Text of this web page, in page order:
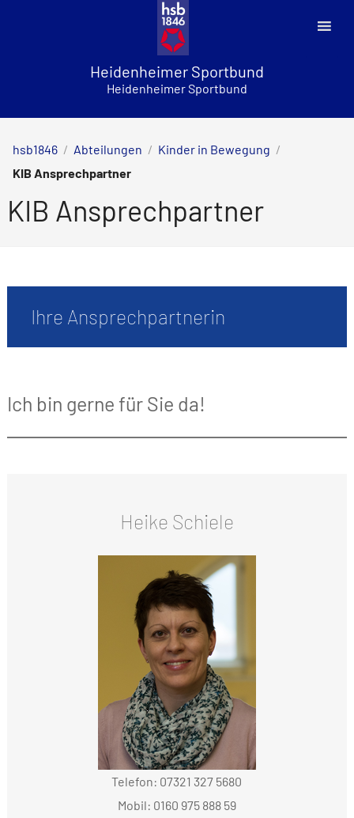
Heidenheimer Sportbund
Heidenheimer Sportbund
hsb1846 / Abteilungen / Kinder in Bewegung /
KIB Ansprechpartner
KIB Ansprechpartner
Ihre Ansprechpartnerin
Ich bin gerne für Sie da!
Heike Schiele
Telefon: 07321 327 5680
Mobil: 0160 975 888 59